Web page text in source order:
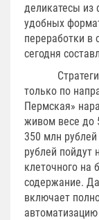
деликатесы из
удобных
переработки
сегодня
только по
Пермская»
живом весе до
350 млн
рублей пойдут
клеточного на
содержание.
включает